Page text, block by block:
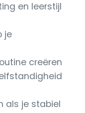
en leerstijl
je
creëren
als je stabiel